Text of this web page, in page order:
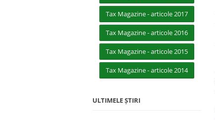
Tax Magazine - articole 2017
Tax Magazine - articole 2016
Tax Magazine - articole 2015
Tax Magazine - articole 2014
ULTIMELE ȘTIRI